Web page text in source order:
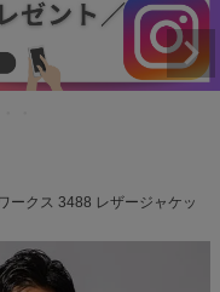
ークス 3488 レザージャケッ